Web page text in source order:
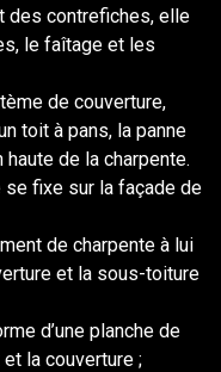
des contrefiches, elle
le faîtage et les
de couverture,
toit à pans, la panne
de la charpente.
se fixe sur la façade de
de charpente à lui
et la sous-toiture
d’une planche de
la couverture ;